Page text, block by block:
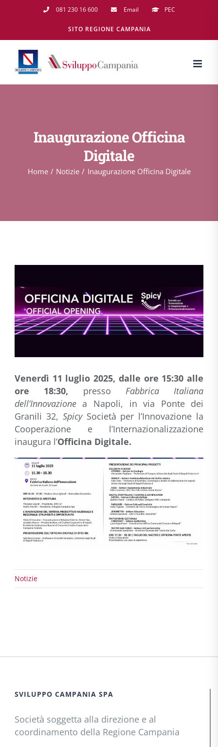
081 230 16 600 Email PEC
SITO REGIONE CAMPANIA
Inaugurazione Officina
Digitale
Home Notizie Inaugurazione Officina Digitale
Venerdì 11 luglio 2025, dalle ore 15:30 alle
ore 18:30, presso Fabbrica Italiana
dell’Innovazionea Napoli, in via Ponte dei
Granili 32, SpicySocietà per l’Innovazione la
Cooperazione e l’Internazionalizzazione
inaugura l’Officina Digitale.
Notizie
SVILUPPO CAMPANIA SPA
Società soggetta alla direzione e al
coordinamento della Regione Campania